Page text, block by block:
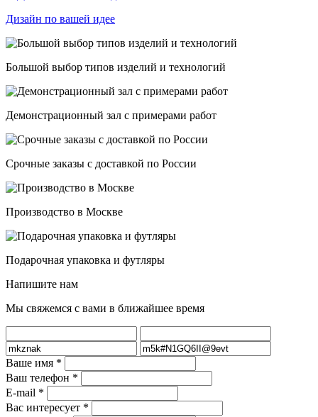
Дизайн по вашей идее
Большой выбор типов изделий и технологий
Демонстрационный зал с примерами работ
Срочные заказы с доставкой по России
Производство в Москве
Подарочная упаковка и футляры
Напишите нам
Мы свяжемся с вами в ближайшее время
Ваше имя *
Ваш телефон *
E-mail *
Вас интересует *